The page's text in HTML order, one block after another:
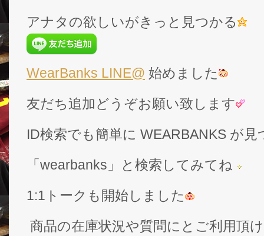
アナタの欲しいがきっと見つかる
WearBanks LINE@ 始めました
友だち追加どうぞお願い致します
ID検索でも簡単に WEARBANKS が
「wearbanks」と検索してみてね
1:1トークも開始しました
商品の在庫状況や質問にとご利用頂